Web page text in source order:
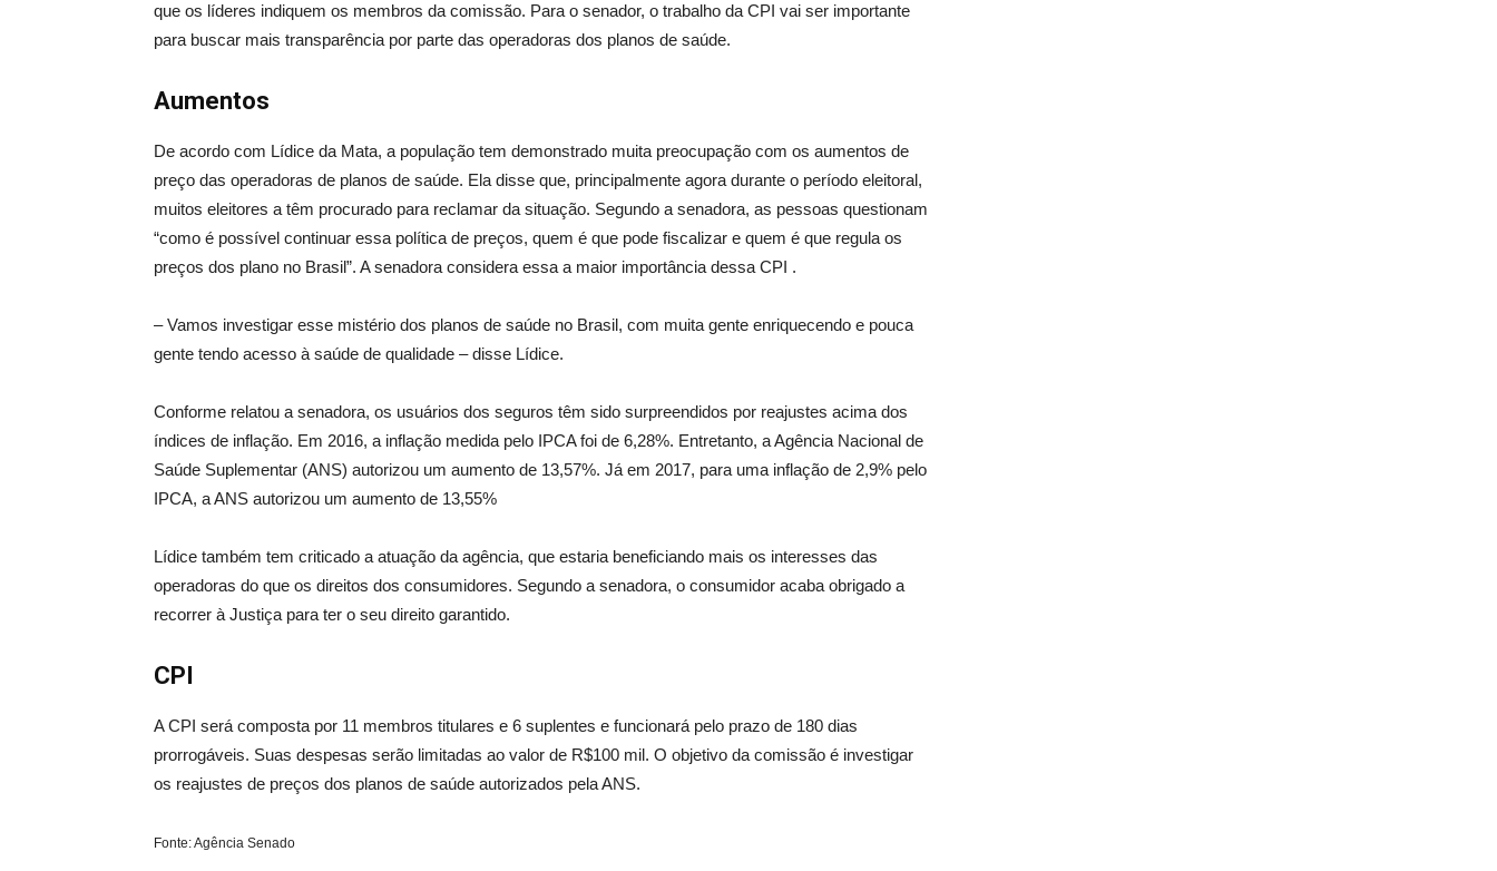
que os líderes indiquem os membros da comissão. Para o senador, o trabalho da CPI vai ser importante
para buscar mais transparência por parte das operadoras dos planos de saúde.
Aumentos
De acordo com Lídice da Mata, a população tem demonstrado muita preocupação com os aumentos de
preço das operadoras de planos de saúde. Ela disse que, principalmente agora durante o período eleitoral,
muitos eleitores a têm procurado para reclamar da situação. Segundo a senadora, as pessoas questionam
“como é possível continuar essa política de preços, quem é que pode fiscalizar e quem é que regula os
preços dos plano no Brasil”. A senadora considera essa a maior importância dessa CPI .
– Vamos investigar esse mistério dos planos de saúde no Brasil, com muita gente enriquecendo e pouca
gente tendo acesso à saúde de qualidade – disse Lídice.
Conforme relatou a senadora, os usuários dos seguros têm sido surpreendidos por reajustes acima dos
índices de inflação. Em 2016, a inflação medida pelo IPCA foi de 6,28%. Entretanto, a Agência Nacional de
Saúde Suplementar (ANS) autorizou um aumento de 13,57%. Já em 2017, para uma inflação de 2,9% pelo
IPCA, a ANS autorizou um aumento de 13,55%
Lídice também tem criticado a atuação da agência, que estaria beneficiando mais os interesses das
operadoras do que os direitos dos consumidores. Segundo a senadora, o consumidor acaba obrigado a
recorrer à Justiça para ter o seu direito garantido.
CPI
A CPI será composta por 11 membros titulares e 6 suplentes e funcionará pelo prazo de 180 dias
prorrogáveis. Suas despesas serão limitadas ao valor de R$100 mil. O objetivo da comissão é investigar
os reajustes de preços dos planos de saúde autorizados pela ANS.
Fonte: Agência Senado